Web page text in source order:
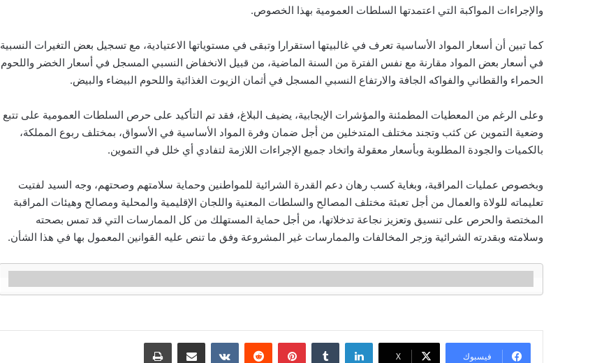
والإجراءات المواكبة التي اعتمدتها السلطات العمومية بهذا الخصوص.
كما تبين أن أسعار المواد الأساسية تعرف في غالبيتها استقرارا وتبقى في مستوياتها الاعتيادية، مع تسجيل بعض التغيرات النسبية
في أسعار بعض المواد مقارنة مع نفس الفترة من السنة الماضية، من قبيل الانخفاض النسبي المسجل في أسعار الخضر واللحوم
الحمراء والقطاني والفواكه الجافة والارتفاع النسبي المسجل في أثمان الزيوت الغذائية واللحوم البيضاء والبيض.
وعلى الرغم من المعطيات المطمئنة والمؤشرات الإيجابية، يضيف البلاغ، فقد تم التأكيد على حرص السلطات العمومية على تتبع
وضعية التموين عن كثب وتجند مختلف المتدخلين من أجل ضمان وفرة المواد الأساسية في الأسواق، بمختلف ربوع المملكة،
بالكميات والجودة المطلوبة وبأسعار معقولة واتخاد جميع الإجراءات اللازمة لتفادي أي خلل في التموين.
وبخصوص عمليات المراقبة، وبغاية كسب رهان دعم القدرة الشرائية للمواطنين وحماية سلامتهم وصحتهم، وجه السيد لفتيت
تعليماته للولاة والعمال من أجل تعبئة مختلف المصالح والسلطات المعنية واللجان الإقليمية والمحلية ومصالح وهيئات المراقبة
المختصة والحرص على تنسيق وتعزيز نجاعة تدخلاتها، من أجل حماية المستهلك من كل الممارسات التي قد تمس بصحته
وسلامته وبقدرته الشرائية وزجر المخالفات والممارسات غير المشروعة وفق ما تنص عليه القوانين المعمول بها في هذا الشأن.
فيسبوك ‫X
لينكدإن بينتيريست مشاركة عبر البريد طباعة